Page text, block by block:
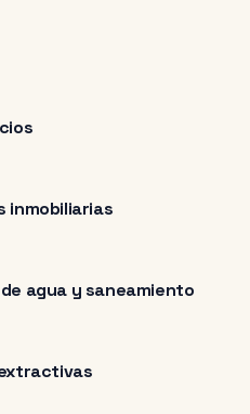
inmobiliarias
agua y saneamiento